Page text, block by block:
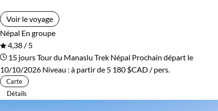
Voir le voyage
Népal En groupe
4,38 / 5
15 joursTour du Manaslu Trek Népal Prochain départ le
10/10/2026 Niveau : à partir de 5 180 $CAD / pers.
Carte
Détails